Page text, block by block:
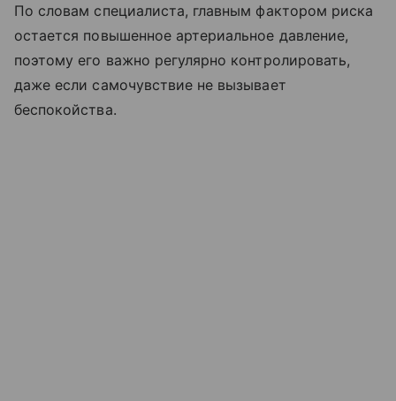
По словам специалиста, главным фактором риска
остается повышенное артериальное давление,
поэтому его важно регулярно контролировать,
даже если самочувствие не вызывает
беспокойства.